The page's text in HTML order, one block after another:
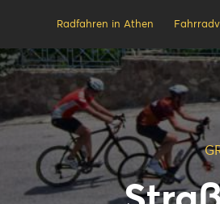
Radfahren in Athen